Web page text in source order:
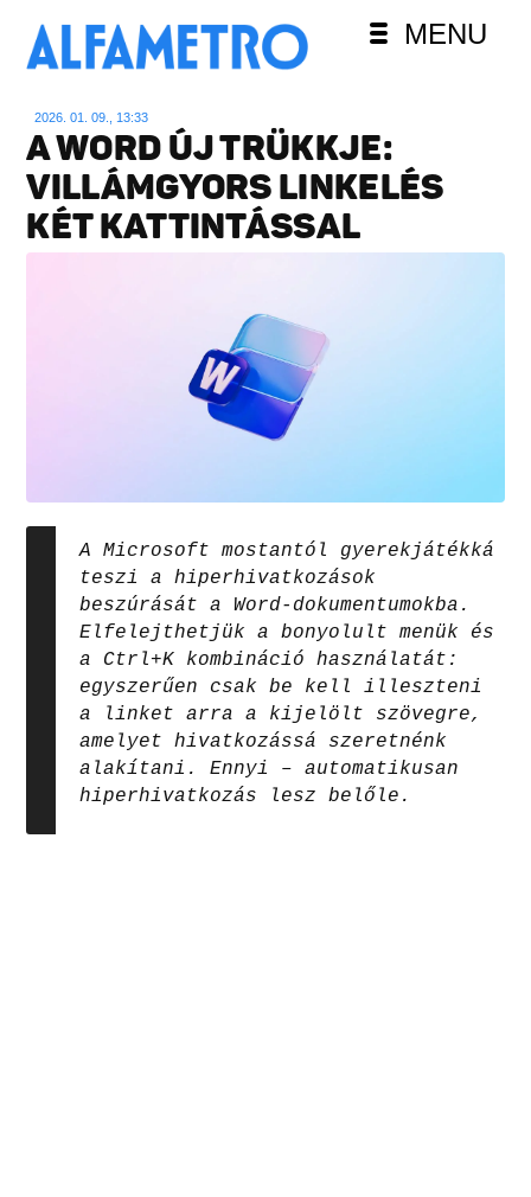
MENU
2026. 01. 09., 13:33
A WORD ÚJ TRÜKKJE:
VILLÁMGYORS LINKELÉS
KÉT KATTINTÁSSAL
A Microsoft mostantól gyerekjátékká
teszi a hiperhivatkozások
beszúrását a Word-dokumentumokba.
Elfelejthetjük a bonyolult menük és
a Ctrl+K kombináció használatát:
egyszerűen csak be kell illeszteni
a linket arra a kijelölt szövegre,
amelyet hivatkozássá szeretnénk
alakítani. Ennyi – automatikusan
hiperhivatkozás lesz belőle.